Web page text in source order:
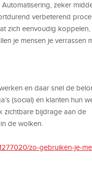
zeker
verbeterend
zich eenvoudig koppelen,
je mensen je verrassen
en daar snel de
(social) en klanten hun
zichtbare bijdrage aan de
de wolken.
zo-gebruiken-je-